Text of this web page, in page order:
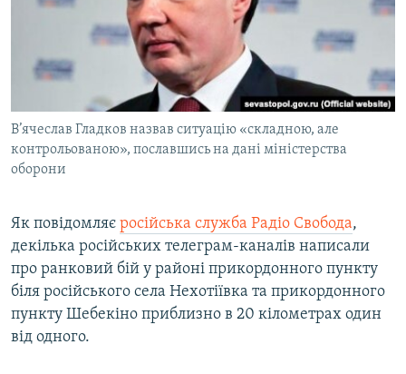
Усі сайти RFE/RL
В’ячеслав Гладков назвав ситуацію «складною, але
контрольованою», пославшись на дані міністерства
оборони
Як повідомляє російська служба Радіо Свобода,
декілька російських телеграм-каналів написали
про ранковий бій у районі прикордонного пункту
біля російського села Нехотіївка та прикордонного
пункту Шебекіно приблизно в 20 кілометрах один
від одного.